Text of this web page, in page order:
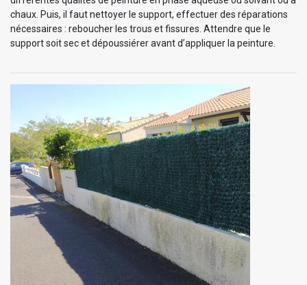
chaux. Puis, il faut nettoyer le support, effectuer des réparations
nécessaires : reboucher les trous et fissures. Attendre que le
support soit sec et dépoussiérer avant d’appliquer la peinture.